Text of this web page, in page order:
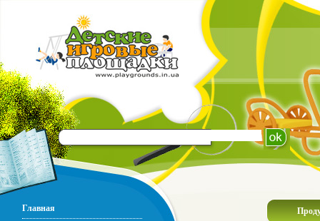
Главная